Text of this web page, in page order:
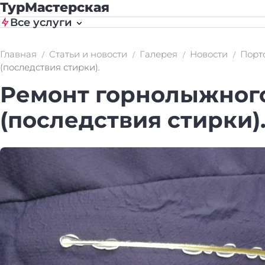
ТурМастерская
Все услуги
Главная Статьи и новости Галерея Новости
(последствия стирки).
Ремонт
(последствия